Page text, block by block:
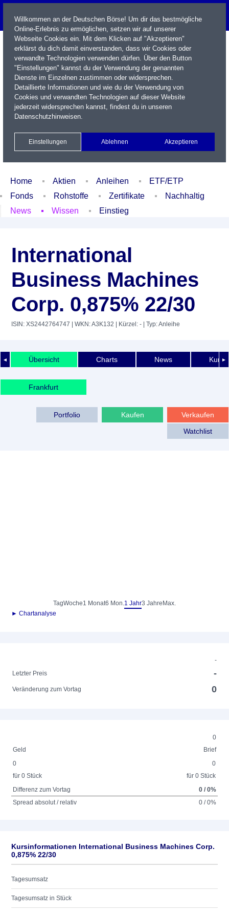
Name / WKN / ISIN / Kürzel
Xetra Realtime
Watchlist Portfolio Login
Home Aktien Anleihen
ETF/ETP
Fonds
Rohstoffe Zertifikate
Nachhaltig
News
Wissen Einstieg
International
Business Machines
Corp. 0,875% 22/30
ISIN: XS2442764747 | WKN: A3K132 | Kürzel: - | Typ: Anleihe
◄ ►
Übersicht Charts News
Frankfurt
Verkaufen
Kaufen
Portfolio
Watchlist
TagWoche1 Monat6 Mon.1 Jahr3 Jahre Max.
► Chartanalyse
-
Letzter Preis
-
Veränderung zum Vortag 0
0
Geld
Brief
0
für 0 Stück
0
für 0 Stück
Differenz zum Vortag
0 / 0%
Spread absolut / relativ
0 / 0%
Kursinformationen International Business Machines Corp.
0,875% 22/30
Tagesumsatz
Tagesumsatz in Stück
Willkommen an der Deutschen Börse! Um dir das bestmögliche
Online-Erlebnis zu ermöglichen, setzen wir auf unserer
Webseite Cookies ein. Mit dem Klicken auf "Akzeptieren"
erklärst du dich damit einverstanden, dass wir Cookies oder
verwandte Technologien verwenden dürfen. Über den Button
"Einstellungen" kannst du der Verwendung der genannten
Dienste im Einzelnen zustimmen oder widersprechen.
Detaillierte Informationen und wie du der Verwendung von
Cookies und verwandten Technologien auf dieser Website
jederzeit widersprechen kannst, findest du in unseren
Datenschutzhinweisen.
Einstellungen Ablehnen Akzeptieren